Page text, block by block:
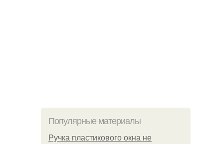
Популярные материалы
Ручка пластикового окна не